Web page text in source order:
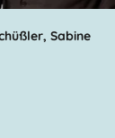
Sabine